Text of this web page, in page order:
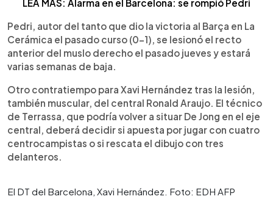
LEA MÁS: Alarma en el Barcelona: se rompió Pedri
Pedri, autor del tanto que dio la victoria al Barça en La
Cerámica el pasado curso (0-1), se lesionó el recto
anterior del muslo derecho el pasado jueves y estará
varias semanas de baja.
Otro contratiempo para Xavi Hernández tras la lesión,
también muscular, del central Ronald Araujo. El técnico
de Terrassa, que podría volver a situar De Jong en el eje
central, deberá decidir si apuesta por jugar con cuatro
centrocampistas o si rescata el dibujo con tres
delanteros.
El DT del Barcelona, Xavi Hernández. Foto: EDH AFP